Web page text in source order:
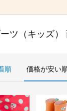
ツ（キッズ）
順 価格が安い